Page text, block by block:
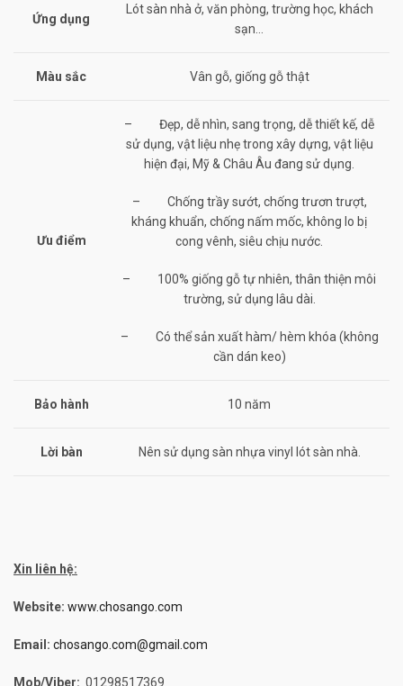
Ứng dụng
Lót sàn nhà ở, văn phòng, trường học, khách
sạn…
Màu sắc Vân gỗ, giống gỗ thật
Ưu điểm
– Đẹp, dễ nhìn, sang trọng, dễ thiết kế, dễ
sử dụng, vật liệu nhẹ trong xây dựng, vật liệu
hiện đại, Mỹ & Châu Âu đang sử dụng.
– Chống trầy sướt, chống trươn trượt,
kháng khuẩn, chống nấm mốc, không lo bị
cong vênh, siêu chịu nước.
– 100% giống gỗ tự nhiên, thân thiện môi
trường, sử dụng lâu dài.
– Có thể sản xuất hàm/ hèm khóa (không
cần dán keo)
Bảo hành 10 năm
Lời bàn Nên sử dụng sàn nhựa vinyl lót sàn nhà.
Xin liên hệ:
Website: www.chosango.com
Email: chosango.com@gmail.com
Mob/Viber: 01298517369